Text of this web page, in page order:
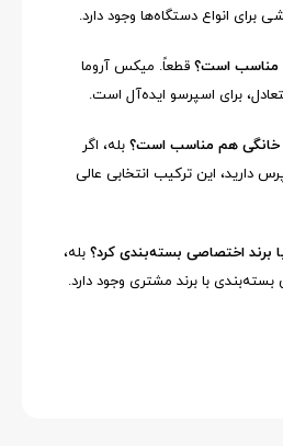
برای انواع دستگاه‌ها وجود دارد.
مناسب است؟ قطعاً. میکس آروما
خانگی هم مناسب است؟ بله، اگر
دارید، این ترکیب انتخابی عالی
برند اختصاصی بسته‌بندی کرد؟ بله،
با برند مشتری وجود دارد.